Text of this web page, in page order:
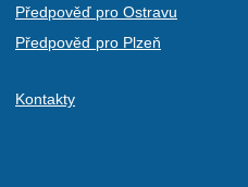
Předpověď pro Ostravu
Předpověď pro Plzeň
Kontakty